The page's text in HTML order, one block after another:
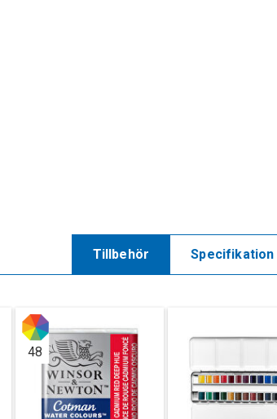
Tillbehör Specifikation
48